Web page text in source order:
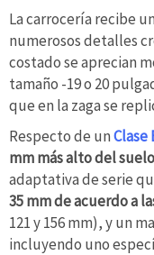
La carrocería recibe
numerosos detalles
costado se aprecian
tamaño -19 o 20
que en la zaga se
Respecto de unClase
mm más alto del suelo
adaptativa de serie
35 mm de acuerdo a
121 y 156 mm), y un
incluyendo uno